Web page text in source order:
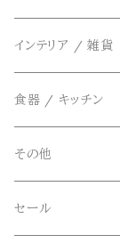
THE FLAVOR
FOB FACTORY(エ
Four Seasons
freewaters(フリー
アクセサリー
インテリア / 雑貨
食器 / キッチン
その他
セール